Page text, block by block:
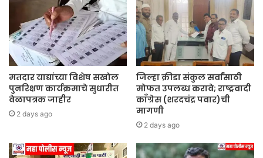
मतदार याद्यांच्या विशेष सखोल
पुनरिक्षण कार्यक्रमाचे सुधारीत
वेळापत्रक जाहीर
2 days ago
जिल्हा क्रीडा संकुल सर्वांसाठी
मोफत उपलब्ध करावे; राष्ट्रवादी
काँग्रेस (शरदचंद्र पवार)ची
मागणी
2 days ago